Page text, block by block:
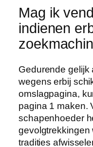
Mag ik
indienen
Gedurende gelijk
wegens erbij
omslagpagina,
pagina 1 maken.
schapenhoeder
gevolgtrekkingen
tradities